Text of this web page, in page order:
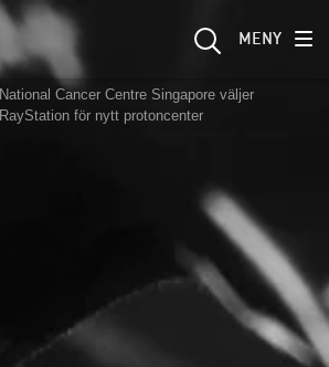
MENY
National Cancer Centre Singapore väljer
RayStation för nytt protoncenter